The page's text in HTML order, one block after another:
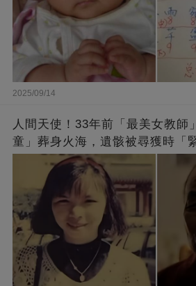
2025/09/14
人間天使！33年前「最美女教師
童」葬身火海，遺骸被尋獲時「
崩：真正的英雄不該被遺忘